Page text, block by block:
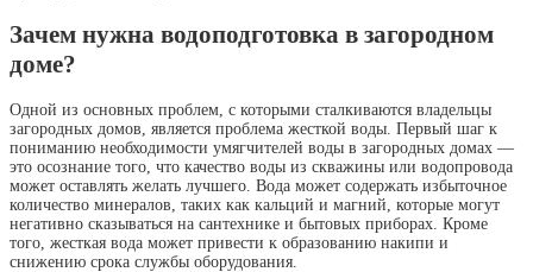
Зачем нужна водоподготовка в загородном
доме?
Одной из основных проблем, с которыми сталкиваются владельцы
загородных домов, является проблема жесткой воды. Первый шаг к
пониманию необходимости умягчителей воды в загородных домах —
это осознание того, что качество воды из скважины или водопровода
может оставлять желать лучшего. Вода может содержать избыточное
количество минералов, таких как кальций и магний, которые могут
негативно сказываться на сантехнике и бытовых приборах. Кроме
того, жесткая вода может привести к образованию накипи и
снижению срока службы оборудования.